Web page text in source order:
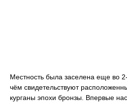
Местность была заселена еще во
чём свидетельствуют
курганы эпохи бронзы. Впервые